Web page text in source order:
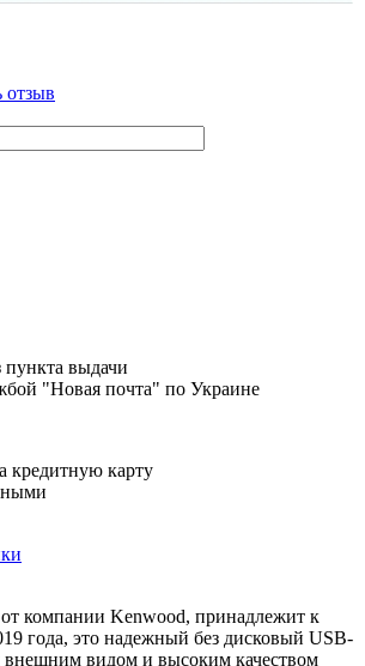
отзыв
выдачи
"Новая почта" по Украине
кредитную карту
компании Kenwood, принадлежит к
года, это надежный без дисковый USB-
внешним видом и высоким качеством